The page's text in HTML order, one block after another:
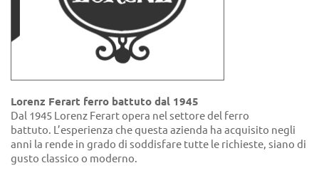
Lorenz Ferart ferro battuto dal 1945
Dal 1945 Lorenz Ferart opera nel settore del ferro
battuto. L’esperienza che questa azienda ha acquisito negli
anni la rende in grado di soddisfare tutte le richieste, siano di
gusto classico o moderno.